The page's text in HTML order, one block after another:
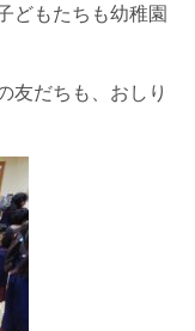
どもたちも幼稚園
友だちも、おしり